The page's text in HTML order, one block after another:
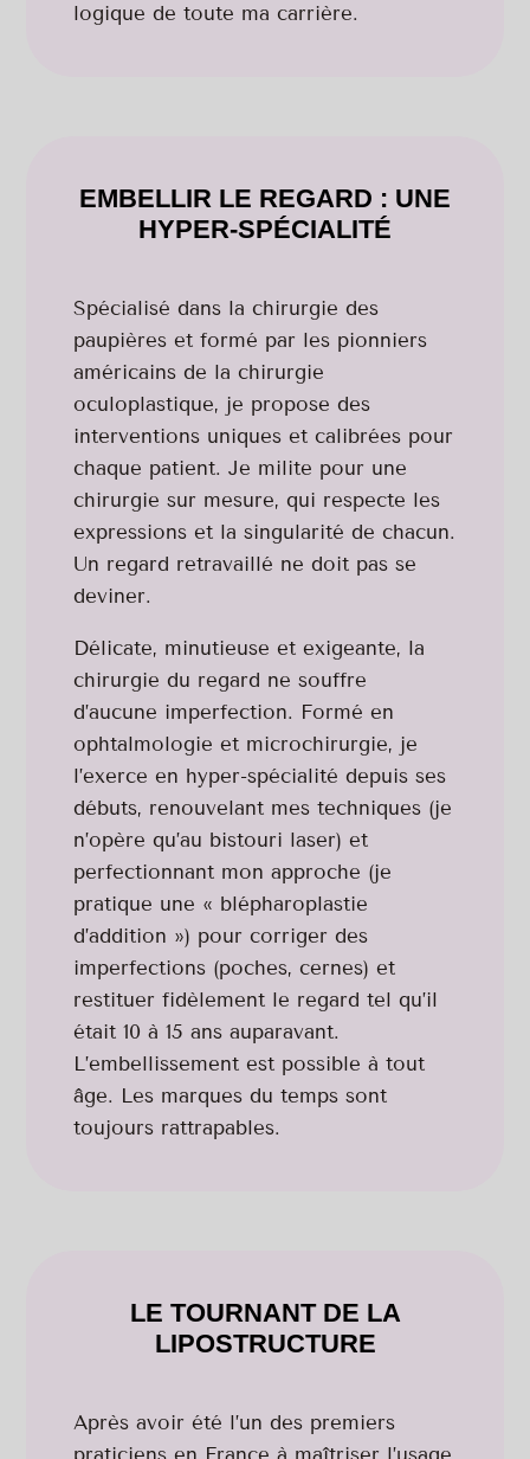
logique de toute ma carrière.
EMBELLIR LE REGARD : UNE
HYPER-SPÉCIALITÉ
Spécialisé dans la chirurgie des
paupières et formé par les pionniers
américains de la chirurgie
oculoplastique, je propose des
interventions uniques et calibrées pour
chaque patient. Je milite pour une
chirurgie sur mesure, qui respecte les
expressions et la singularité de chacun.
Un regard retravaillé ne doit pas se
deviner.
Délicate, minutieuse et exigeante, la
chirurgie du regard ne souffre
d’aucune imperfection. Formé en
ophtalmologie et microchirurgie, je
l’exerce en hyper-spécialité depuis ses
débuts, renouvelant mes techniques (je
n’opère qu’au bistouri laser) et
perfectionnant mon approche (je
pratique une « blépharoplastie
d’addition ») pour corriger des
imperfections (poches, cernes) et
restituer fidèlement le regard tel qu’il
était 10 à 15 ans auparavant.
L’embellissement est possible à tout
âge. Les marques du temps sont
toujours rattrapables.
LE TOURNANT DE LA
LIPOSTRUCTURE
Après avoir été l’un des premiers
praticiens en France à maîtriser l’usage